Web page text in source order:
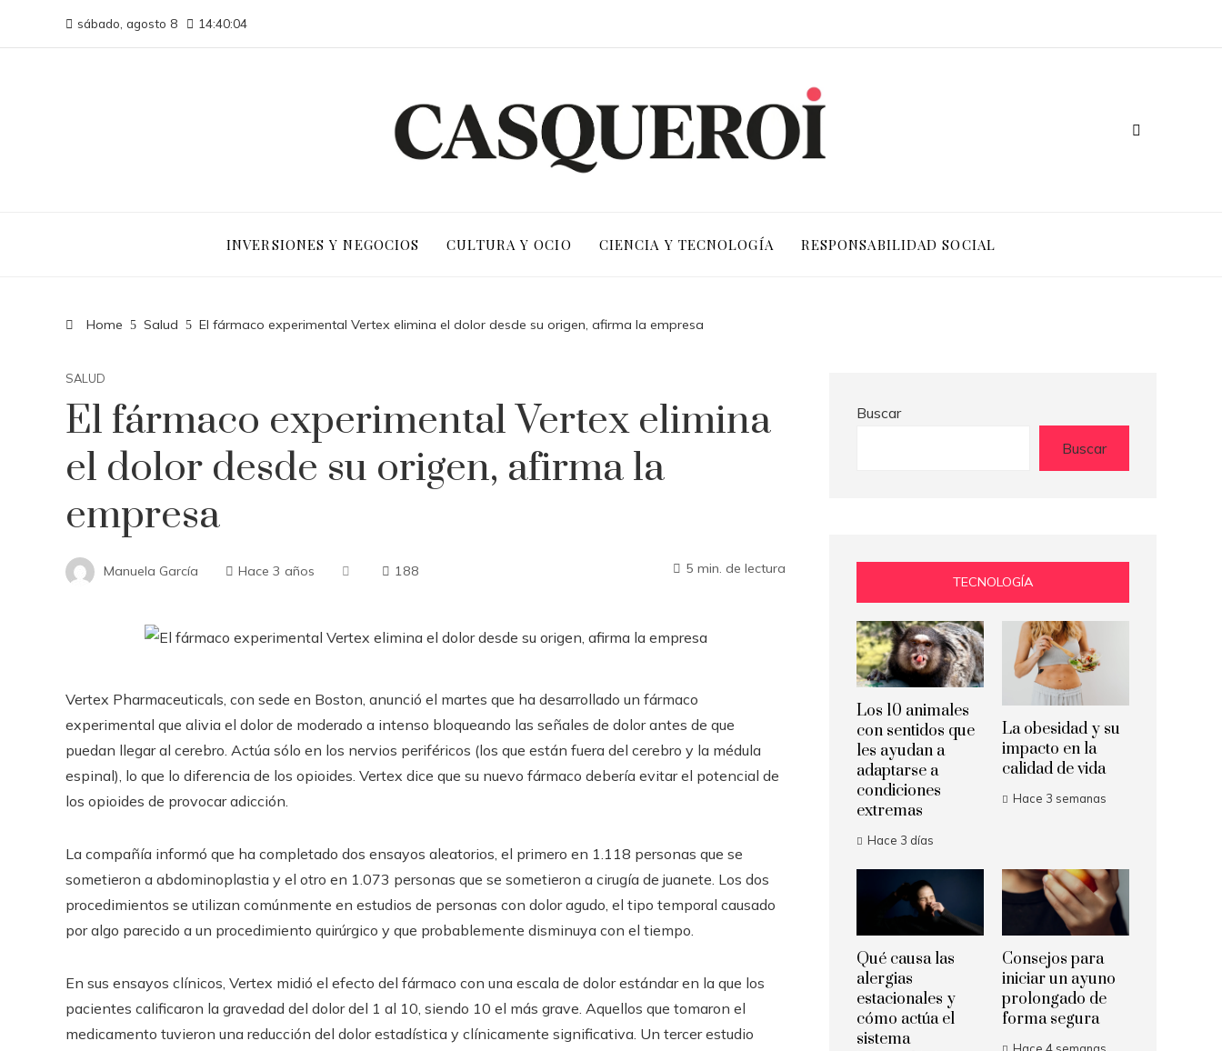
sábado, agosto 8 14:40:05
INVERSIONES Y NEGOCIOS CULTURA Y OCIO CIENCIA Y TECNOLOGÍA RESPONSABILIDAD SOCIAL
Home Salud El fármaco experimental Vertex elimina el dolor desde su origen, afirma la empresa
SALUD
El fármaco experimental Vertex elimina
el dolor desde su origen, afirma la
empresa
Manuela García Hace 3 años 188 5 min. de lectura
Vertex Pharmaceuticals, con sede en Boston, anunció el martes que ha desarrollado un fármaco
experimental que alivia el dolor de moderado a intenso bloqueando las señales de dolor antes de que
puedan llegar al cerebro. Actúa sólo en los nervios periféricos (los que están fuera del cerebro y la médula
espinal), lo que lo diferencia de los opioides. Vertex dice que su nuevo fármaco debería evitar el potencial de
los opioides de provocar adicción.
La compañía informó que ha completado dos ensayos aleatorios, el primero en 1.118 personas que se
sometieron a abdominoplastia y el otro en 1.073 personas que se sometieron a cirugía de juanete. Los dos
procedimientos se utilizan comúnmente en estudios de personas con dolor agudo, el tipo temporal causado
por algo parecido a un procedimiento quirúrgico y que probablemente disminuya con el tiempo.
En sus ensayos clínicos, Vertex midió el efecto del fármaco con una escala de dolor estándar en la que los
pacientes calificaron la gravedad del dolor del 1 al 10, siendo 10 el más grave. Aquellos que tomaron el
medicamento tuvieron una reducción del dolor estadística y clínicamente significativa. Un tercer estudio
Buscar
Buscar
TECNOLOGÍA
Los 10 animales
con sentidos que
les ayudan a
adaptarse a
condiciones
extremas
Hace 3 días
La obesidad y su
impacto en la
calidad de vida
Hace 3 semanas
Qué causa las
alergias
estacionales y
cómo actúa el
sistema
Consejos para
iniciar un ayuno
prolongado de
forma segura